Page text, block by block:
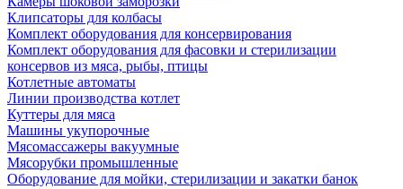
Клипсаторы для колбасы
Комплект оборудования для консервирования
Комплект оборудования для фасовки и стерилизации
консервов из мяса, рыбы, птицы
Котлетные автоматы
Линии производства котлет
Куттеры для мяса
Машины укупорочные
Мясомассажеры вакуумные
Мясорубки промышленные
Оборудование для мойки, стерилизации и закатки банок